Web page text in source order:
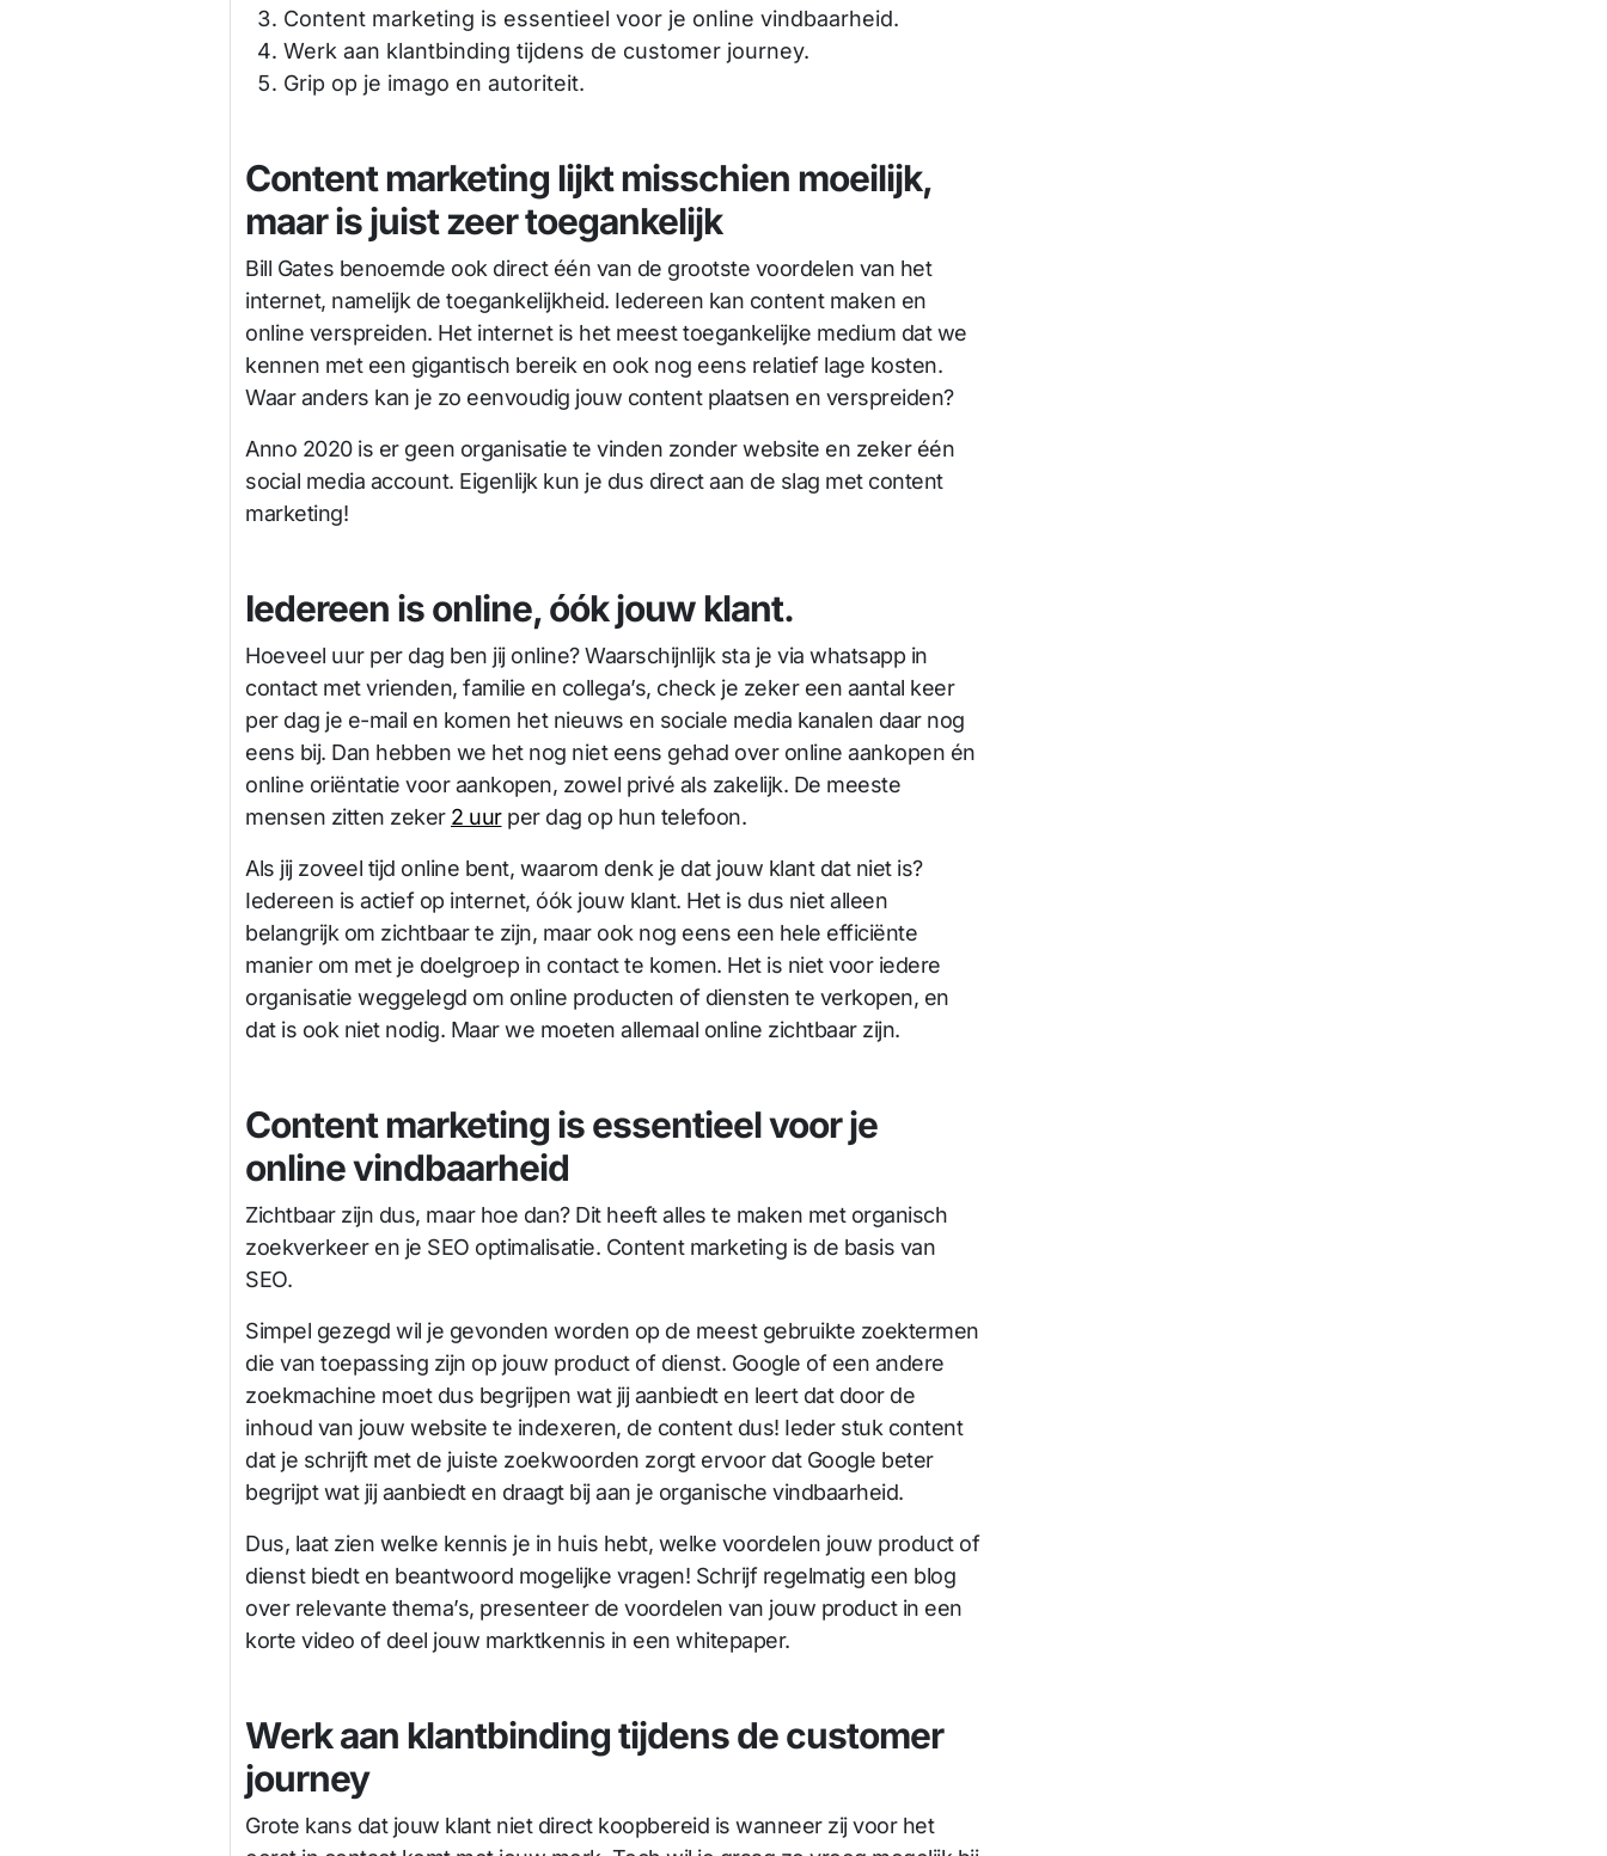
Content marketing is essentieel voor je online vindbaarheid.
Werk aan klantbinding tijdens de customer journey.
Grip op je imago en autoriteit.
Content marketing lijkt misschien moeilijk,
maar is juist zeer toegankelijk
Bill Gates benoemde ook direct één van de grootste voordelen van het
internet, namelijk de toegankelijkheid. Iedereen kan content maken en
online verspreiden. Het internet is het meest toegankelijke medium dat we
kennen met een gigantisch bereik en ook nog eens relatief lage kosten.
Waar anders kan je zo eenvoudig jouw content plaatsen en verspreiden?
Anno 2020 is er geen organisatie te vinden zonder website en zeker één
social media account. Eigenlijk kun je dus direct aan de slag met content
marketing!
Iedereen is online, óók jouw klant.
Hoeveel uur per dag ben jij online? Waarschijnlijk sta je via whatsapp in
contact met vrienden, familie en collega’s, check je zeker een aantal keer
per dag je e-mail en komen het nieuws en sociale media kanalen daar nog
eens bij. Dan hebben we het nog niet eens gehad over online aankopen én
online oriëntatie voor aankopen, zowel privé als zakelijk. De meeste
mensen zitten zeker 2 uurper dag op hun telefoon.
Als jij zoveel tijd online bent, waarom denk je dat jouw klant dat niet is?
Iedereen is actief op internet, óók jouw klant. Het is dus niet alleen
belangrijk om zichtbaar te zijn, maar ook nog eens een hele efficiënte
manier om met je doelgroep in contact te komen. Het is niet voor iedere
organisatie weggelegd om online producten of diensten te verkopen, en
dat is ook niet nodig. Maar we moeten allemaal online zichtbaar zijn.
Content marketing is essentieel voor je
online vindbaarheid
Zichtbaar zijn dus, maar hoe dan? Dit heeft alles te maken met organisch
zoekverkeer en je SEO optimalisatie. Content marketing is de basis van
SEO.
Simpel gezegd wil je gevonden worden op de meest gebruikte zoektermen
die van toepassing zijn op jouw product of dienst. Google of een andere
zoekmachine moet dus begrijpen wat jij aanbiedt en leert dat door de
inhoud van jouw website te indexeren, de content dus! Ieder stuk content
dat je schrijft met de juiste zoekwoorden zorgt ervoor dat Google beter
begrijpt wat jij aanbiedt en draagt bij aan je organische vindbaarheid.
Dus, laat zien welke kennis je in huis hebt, welke voordelen jouw product of
dienst biedt en beantwoord mogelijke vragen! Schrijf regelmatig een blog
over relevante thema’s, presenteer de voordelen van jouw product in een
korte video of deel jouw marktkennis in een whitepaper.
Werk aan klantbinding tijdens de customer
journey
Grote kans dat jouw klant niet direct koopbereid is wanneer zij voor het